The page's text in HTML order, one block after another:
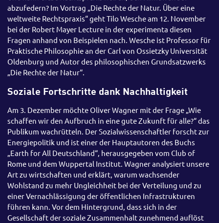
abzufedern? Im Vortrag „Die Rechte der Natur. Über eine
weltweite Rechtspraxis“ geht Tilo Wesche am 12. November
bei der Robert Mayer Lecture in der experimenta diesen
Fragen anhand von Beispielen nach. Wesche ist Professor für
Praktische Philosophie an der Carl von Ossietzky Universität
Oldenburg und Autor des philosophischen Grundsatzwerks
„Die Rechte der Natur“.
Soziale Fortschritte dank Nachhaltigkeit
Am 3. Dezember möchte Oliver Wagner mit der Frage „Wie
schaffen wir den Aufbruch in eine gute Zukunft für alle?“ das
Publikum wachrütteln. Der Sozialwissenschaftler forscht zur
Energiepolitik und ist einer der Hauptautoren des Buchs
„Earth for All Deutschland“, herausgegeben vom Club of
Rome und dem Wuppertal Institut. Wagner analysiert unsere
Art zu wirtschaften und erklärt, warum wachsender
Wohlstand zu mehr Ungleichheit bei der Verteilung und zu
einer Vernachlässigung der öffentlichen Infrastrukturen
führen kann. Vor dem Hintergrund, dass sich in der
Gesellschaft der soziale Zusammenhalt zunehmend auflöst